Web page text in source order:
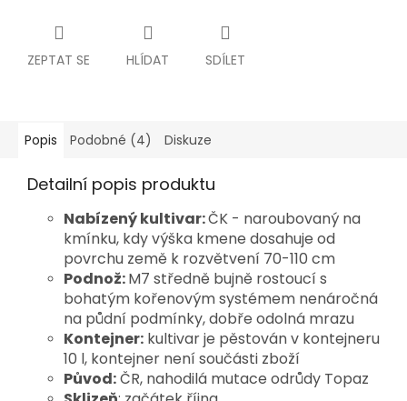
ZEPTAT SE HLÍDAT SDÍLET
Popis Podobné (4) Diskuze
Detailní popis produktu
Nabízený kultivar:ČK - naroubovaný na
kmínku, kdy výška kmene dosahuje od
povrchu země k rozvětvení 70-110 cm
Podnož:M7 středně bujně rostoucí s
bohatým kořenovým systémem nenáročná
na půdní podmínky, dobře odolná mrazu
Kontejner: kultivar je pěstován v kontejneru
10 l, kontejner není součásti zboží
Původ:ČR, nahodilá mutace odrůdy Topaz